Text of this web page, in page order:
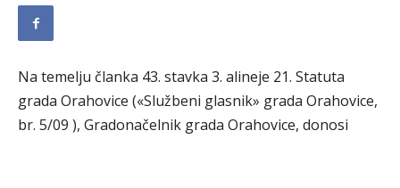
Na temelju članka 43. stavka 3. alineje 21. Statuta
grada Orahovice («Službeni glasnik» grada Orahovice,
br. 5/09 ), Gradonačelnik grada Orahovice, donosi